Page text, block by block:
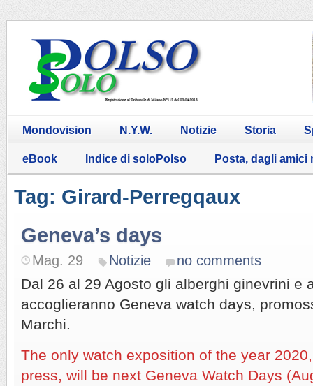
Mondovision N.Y.W. Notizie Storia
eBook Indice di soloPolso Posta, dagli amici
Tag: Girard-Perregqaux
Geneva’s days
Mag. 29 Notizie no comments
Dal 26 al 29 Agosto gli alberghi ginevrini e
accoglieranno Geneva watch days,
Marchi.
The only watch exposition of the year
press, will be next Geneva Watch Days